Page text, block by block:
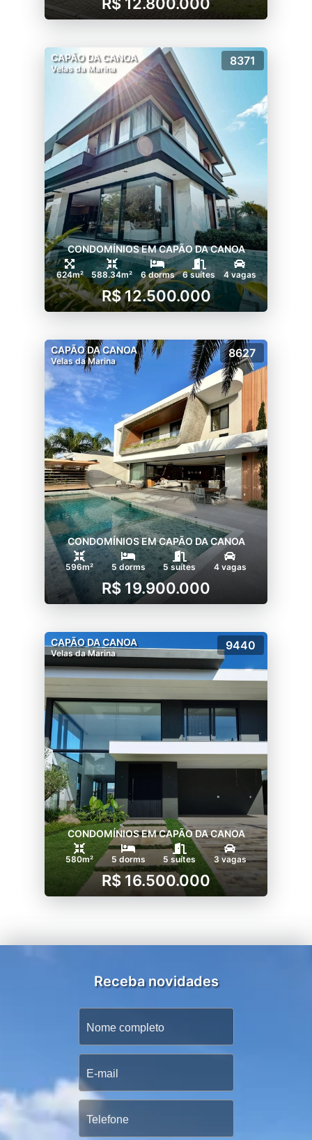
CAPÃO DA CANOA
Velas da Marina
8371
CONDOMÍNIOS EM CAPÃO DA CANOA
624m² 588.34m² 6 dorms 6 suítes 4 vagas
R$ 12.500.000
CAPÃO DA CANOA
Velas da Marina
8627
CONDOMÍNIOS EM CAPÃO DA CANOA
596m² 5 dorms 5 suítes 4 vagas
R$ 19.900.000
CAPÃO DA CANOA
Velas da Marina
9440
CONDOMÍNIOS EM CAPÃO DA CANOA
580m² 5 dorms 5 suítes 3 vagas
R$ 16.500.000
Receba novidades